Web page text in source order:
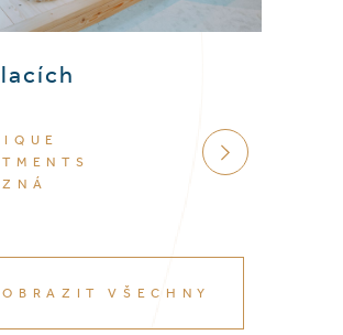
VÍCE
VŠECHNY